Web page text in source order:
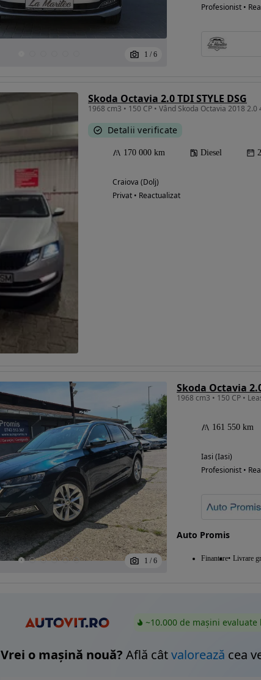
1 / 6
Profesionist •
Skoda Octavia 2.0 TDI STYLE DSG
1968 cm3 • 150 CP • Vând Skoda Octavia 2018 2.0
Detalii verificate
170 000 km Diesel
Craiova (Dolj)
Privat • Reactualizat
1 / 6
Skoda Octavia
1968 cm3 • 150 CP •
161 550 km
Iasi (Iasi)
Profesionist •
Auto Promis
Finantare Livrare
~10.000 de mașini evaluate
Vrei o mașină nouă? Află câtvalorează cea